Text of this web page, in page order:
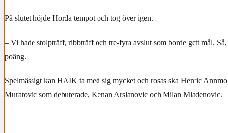
På slutet höjde Horda tempot och tog över igen.
– Vi hade stolpträff, ribbträff och tre-fyra avslut som borde gett mål.
poäng.
Spelmässigt kan HAIK ta med sig mycket och rosas ska Henric
Muratovic som debuterade, Kenan Arslanovic och Milan Mladenovic.